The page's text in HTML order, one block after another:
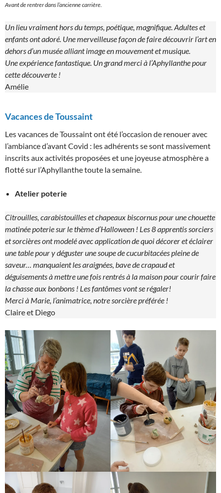
Avant de rentrer dans l’ancienne carrière.
Un lieu vraiment hors du temps, poétique, magnifique. Adultes et
enfants ont adoré. Une merveilleuse façon de faire découvrir l’art en
dehors d’un musée alliant image en mouvement et musique.
Une expérience fantastique. Un grand merci à l’Aphyllanthe pour
cette découverte !
Amélie
Vacances de Toussaint
Les vacances de Toussaint ont été l’occasion de renouer avec
l’ambiance d’avant Covid : les adhérents se sont massivement
inscrits aux activités proposées et une joyeuse atmosphère a
flotté sur l’Aphyllanthe toute la semaine.
Atelier poterie
Citrouilles, carabistouilles et chapeaux biscornus pour une chouette
matinée poterie sur le thème d’Halloween ! Les 8 apprentis sorciers
et sorcières ont modelé avec application de quoi décorer et éclairer
une table pour y déguster une soupe de cucurbitacées pleine de
saveur… manquaient les araignées, bave de crapaud et
déguisements à mettre une fois rentrés à la maison pour courir faire
la chasse aux bonbons ! Les fantômes vont se régaler!
Merci à Marie, l’animatrice, notre sorcière préférée !
Claire et Diego